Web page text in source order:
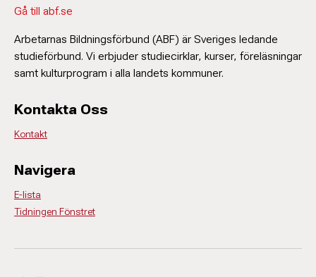
Gå till abf.se
Arbetarnas Bildningsförbund (ABF) är Sveriges ledande
studieförbund. Vi erbjuder studiecirklar, kurser, föreläsningar
samt kulturprogram i alla landets kommuner.
Kontakta Oss
Kontakt
Navigera
E-lista
Tidningen Fönstret